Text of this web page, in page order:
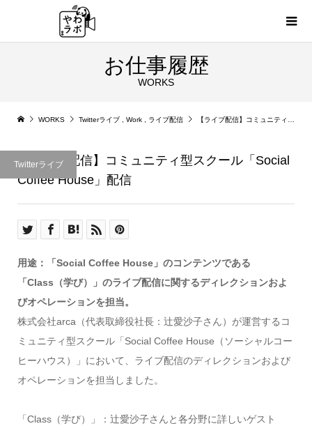
お仕事履歴
WORKS
WORKS Twitterライブ Work ライブ配信 【ライブ配信】コミュニティ型スクール「Social Coffee House」配信
Twitterライブ
【ライブ配信】コミュニティ型スクール「Social
Coffee House」配信
用途：「Social Coffee House」のコンテンツである
「Class（学び）」のライブ配信に関するディレクションおよ
びオペレーションを担当。
株式会社arca（代表取締役社長：辻愛沙子さん）が運営するコ
ミュニティ型スクール「Social Coffee House（ソーシャルコー
ヒーハウス）」において、ライブ配信のディレクションおよび
オペレーションを担当しました。
「Class（学び）」：辻愛沙子さんと各分野に詳しいゲスト